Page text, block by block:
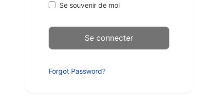
Se souvenir de moi
Forgot Password?